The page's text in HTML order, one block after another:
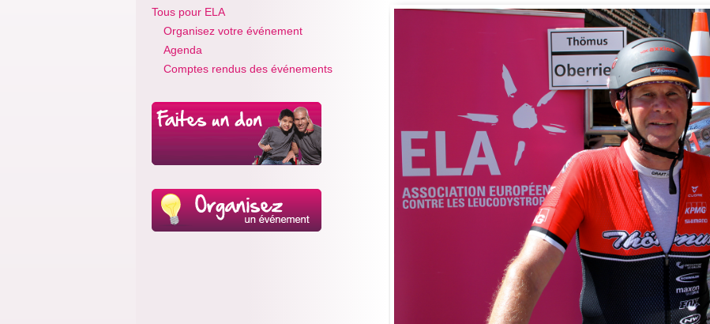
Tous pour ELA
Organisez votre événement
Agenda
Comptes rendus des événements